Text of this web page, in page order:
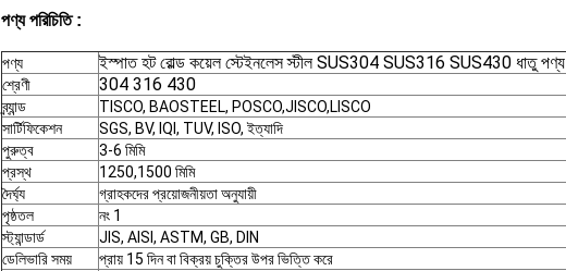
পণ্য পরিচিতি :
পণ্য ইস্পাত হট রোল্ড কয়েল স্টেইনলেস স্টীল SUS304 SUS316 SUS430 ধাতু পণ্য
শ্রেণী 304 316 430
ব্র্যান্ড
TISCO, BAOSTEEL, POSCO,JISCO,LISCO
সার্টিফিকেশন
SGS, BV, IQI, TUV, ISO, ইত্যাদি
পুরুত্ব
3-6 মিমি
প্রস্থ
1250,1500 মিমি
দৈর্ঘ্য
গ্রাহকদের প্রয়োজনীয়তা অনুযায়ী
পৃষ্ঠতল
নং 1
স্ট্যান্ডার্ড
JIS, AISI, ASTM, GB, DIN
ডেলিভারি সময়
প্রায় 15 দিন বা বিক্রয় চুক্তির উপর ভিত্তি করে